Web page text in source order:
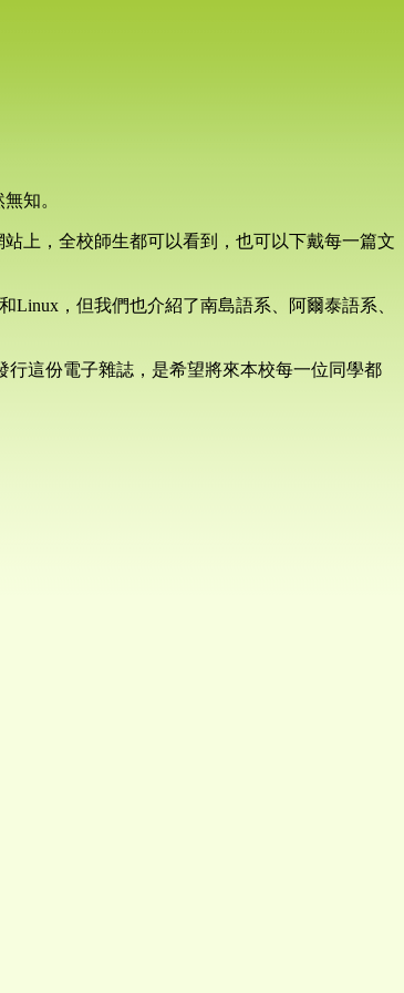
知。
上，全校師生都可以看到，也可以下戴每一篇文
Linux，但我們也介紹了南島語系、阿爾泰語系、
行這份電子雜誌，是希望將來本校每一位同學都